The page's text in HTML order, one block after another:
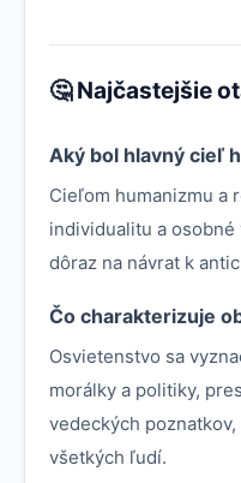
🤔 Najčastejšie
Aký bol hlavný cieľ
Cieľom humanizmu a
individualitu a
dôraz na návrat k
Čo charakterizuje
Osvietenstvo sa
morálky a politiky,
vedeckých
všetkých ľudí.